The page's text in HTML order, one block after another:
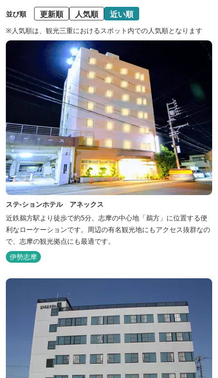
並び順 更新順 人気順 近い順
※人気順は、観光三重におけるスポット内での人気順となります
ステ-ションホテル アネックス
近鉄鵜方駅より徒歩で約5分。志摩の中心地「鵜方」に位置する便
利なローケーションです。周辺の有名観光地にもアクセス抜群なの
で、志摩の観光拠点にも最適です。
伊勢志摩